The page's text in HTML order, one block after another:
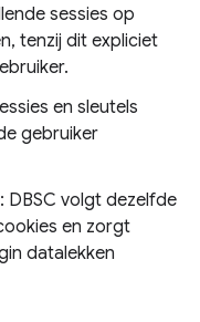
sessies op
tenzij dit expliciet
en sleutels
gebruiker
: DBSC volgt dezelfde
en zorgt
datalekken